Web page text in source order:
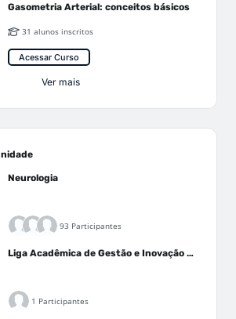
Gasometria Arterial: conceitos básicos
31 alunos inscritos
Acessar Curso
Ver mais
Neurologia
93 Participantes
Liga Acadêmica de Gestão e Inovação Médica - LAGIM
1 Participantes